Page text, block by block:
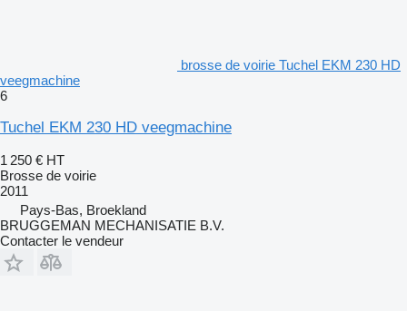
brosse de voirie Tuchel EKM 230 HD
veegmachine
6
Tuchel EKM 230 HD veegmachine
1 250 € HT
Brosse de voirie
2011
Pays-Bas, Broekland
BRUGGEMAN MECHANISATIE B.V.
Contacter le vendeur